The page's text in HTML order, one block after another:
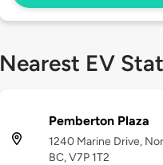
Nearest EV
Pemberton Plaza
1240 Marine Drive,
BC, V7P 1T2